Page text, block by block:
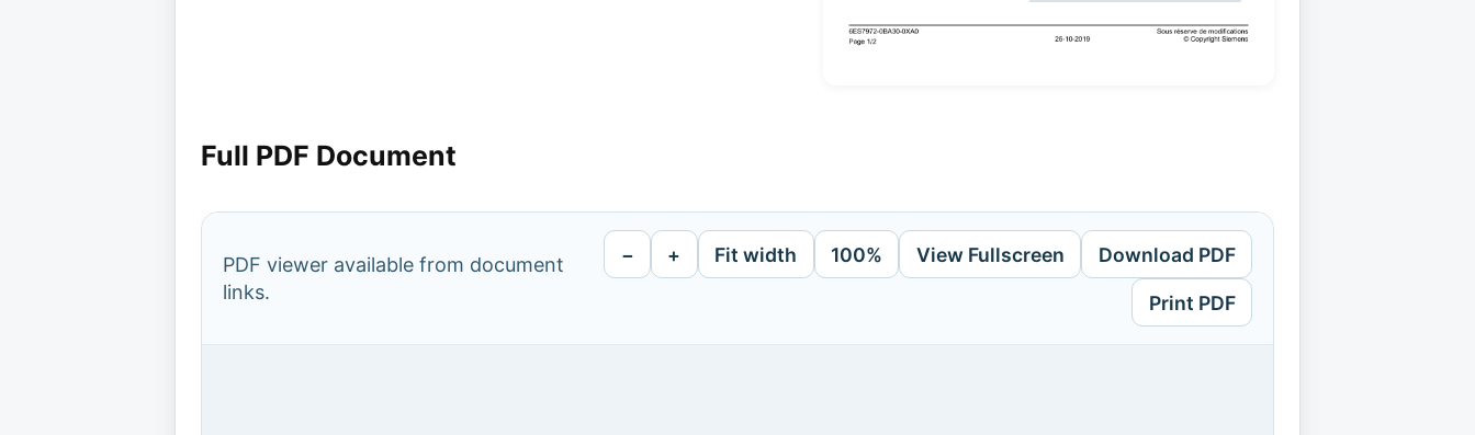
Full PDF Document
PDF viewer available from document
links.
− + Fit width 100% View Fullscreen Download PDF
Print PDF